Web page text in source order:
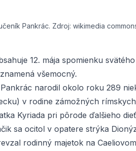
Pankrác. Zdroj: wikimedia
12. mája spomienku
všemocný.
narodil okolo roku 289
v rodine zámožných
Kyriada pri pôrode ďalšieho
sa ocitol v opatere strýka
rodinný majetok na